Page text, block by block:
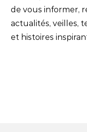
de vous informer,
actualités, veilles,
et histoires